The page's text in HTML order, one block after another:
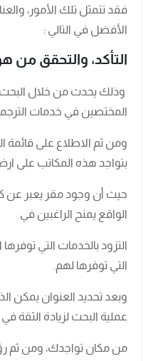
فقد تتمثل تلك الأمور،
الأفضل في التالي :
التأكد، والتحقق من
وذلك يحدث من خلال
المختصين في خدمات
ومن ثم الاطلاع على قائمة
بتواجد هذه المكاتب على
حيث أن وجود مقر يعبر عن
الواقع يمنح الراغبين في
التزود بالخدمات التي
التي توفرها لهم.
وبعد تحديد العنوان يمكن
عملية البحث لزيادة الثقة
من مكان تواجدك، ومن ثم